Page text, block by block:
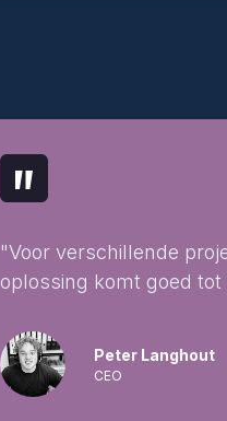
"
"Voor verschillende
oplossing komt goed tot
Peter Langhout
CEO